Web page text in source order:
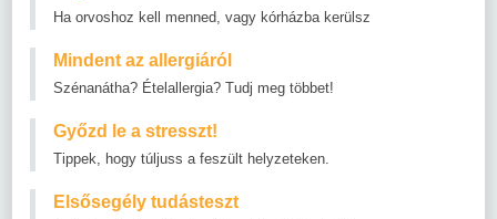
Ha orvoshoz kell menned, vagy kórházba kerülsz
Mindent az allergiáról
Szénanátha? Ételallergia? Tudj meg többet!
Győzd le a stresszt!
Tippek, hogy túljuss a feszült helyzeteken.
Elsősegély tudásteszt